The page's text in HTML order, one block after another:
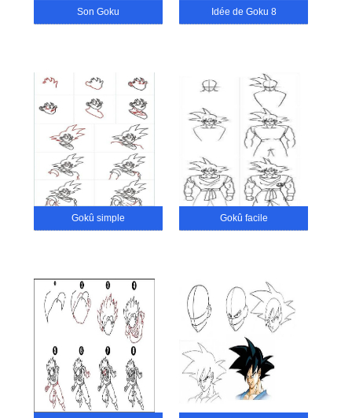
Son Goku Idée de Goku 8
Gokû simple Gokû facile